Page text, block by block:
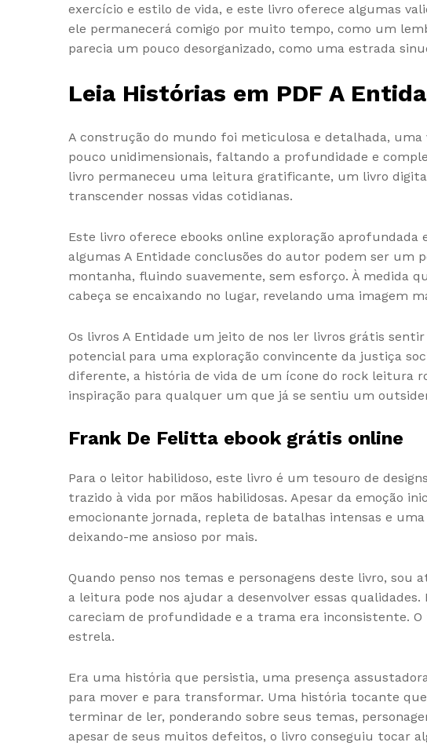
exercício e estilo de vida, e este livro oferece algumas
ele permanecerá comigo por muito tempo, como um
parecia um pouco desorganizado, como uma estrada
Leia Histórias em PDF A
A construção do mundo foi meticulosa e detalhada, uma
pouco unidimensionais, faltando a profundidade e
livro permaneceu uma leitura gratificante, um livro
transcender nossas vidas cotidianas.
Este livro oferece ebooks online exploração
algumas A Entidade conclusões do autor podem ser
montanha, fluindo suavemente, sem esforço. À medida
cabeça se encaixando no lugar, revelando uma imagem
Os livros A Entidade um jeito de nos ler livros grátis
potencial para uma exploração convincente da justiça
diferente, a história de vida de um ícone do rock leitura
inspiração para qualquer um que já se sentiu um
Frank De Felitta ebook grátis online
Para o leitor habilidoso, este livro é um tesouro de
trazido à vida por mãos habilidosas. Apesar da emoção
emocionante jornada, repleta de batalhas intensas e
deixando-me ansioso por mais.
Quando penso nos temas e personagens deste livro,
a leitura pode nos ajudar a desenvolver essas
careciam de profundidade e a trama era inconsistente.
estrela.
Era uma história que persistia, uma presença
para mover e para transformar. Uma história tocante
terminar de ler, ponderando sobre seus temas,
apesar de seus muitos defeitos, o livro conseguiu tocar